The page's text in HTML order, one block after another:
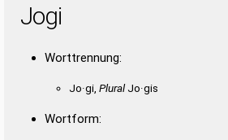
Jogi
Worttrennung:
Jo·gi, PluralJo·gis
Wortform: